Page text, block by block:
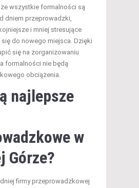
wszystkie formalności są
dniem przeprowadzki,
i mniej stresujące
do nowego miejsca. Dzięki
się na zorganizowaniu
formalności nie będą
obciążenia.
najlepsze
w
Górze?
firmy przeprowadzkowej